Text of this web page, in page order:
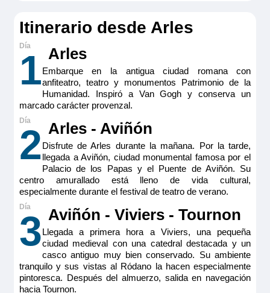
Camarote con dos ventanas altas, cuenta con TV de pantalla
plana, minibar incluido, productos de belleza RITUALS®,
secador de pelo, caja fuerte, aire acondicionado, ducha y
15m2
Ocupación máxima
2
Categoría
Premium
Itinerario desde Arles
1 Arles
Embarque en la antigua ciudad romana con
anfiteatro, teatro y monumentos Patrimonio de la
Humanidad. Inspiró a Van Gogh y conserva un
marcado carácter provenzal.
2 Arles - Aviñón
Disfrute de Arles durante la mañana. Por la tarde,
llegada a Aviñón, ciudad monumental famosa por el
Palacio de los Papas y el Puente de Aviñón. Su
centro amurallado está lleno de vida cultural,
especialmente durante el festival de teatro de verano.
3 Aviñón - Viviers - Tournon
Llegada a primera hora a Viviers, una pequeña
ciudad medieval con una catedral destacada y un
casco antiguo muy bien conservado. Su ambiente
tranquilo y sus vistas al Ródano la hacen especialmente
pintoresca. Después del almuerzo, salida en navegación
hacia Tournon.